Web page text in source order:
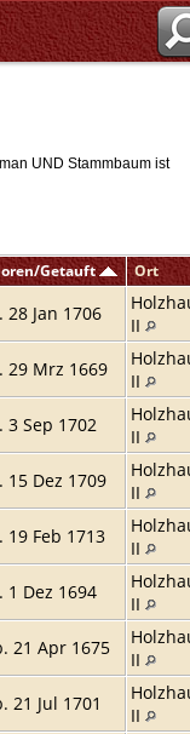
UND Stammbaum ist
Getauft Ort
28 Jan 1706
II
29 Mrz 1669
II
3 Sep 1702
II
15 Dez 1709
II
19 Feb 1713
II
1 Dez 1694
II
21 Apr 1675
II
21 Jul 1701
II